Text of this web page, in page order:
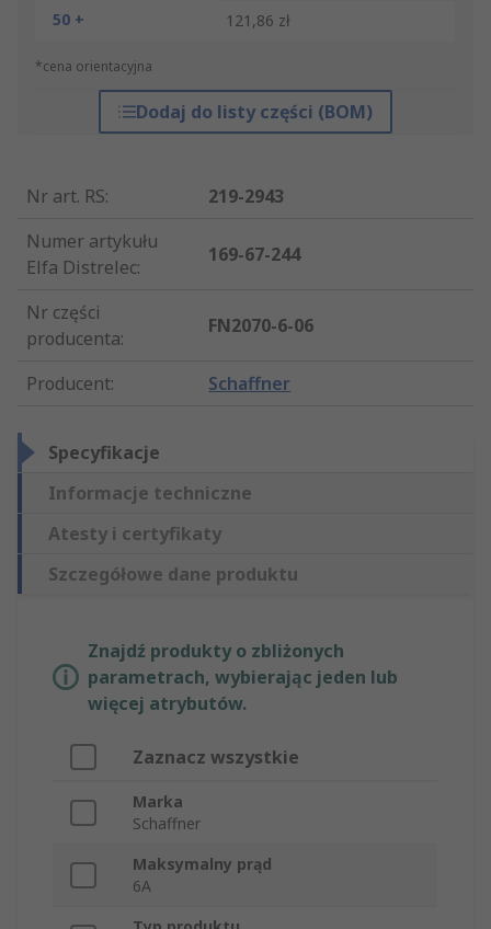
50 +
121,86 zł
*cena orientacyjna
Dodaj do listy części (BOM)
Nr art. RS:
219-2943
Numer artykułu
Elfa Distrelec:
169-67-244
Nr części
producenta:
FN2070-6-06
Producent: Schaffner
Specyfikacje
Informacje techniczne
Atesty i certyfikaty
Szczegółowe dane produktu
Znajdź produkty o zbliżonych
parametrach, wybierając jeden lub
więcej atrybutów.
Zaznacz wszystkie
Marka
Schaffner
Maksymalny prąd
6A